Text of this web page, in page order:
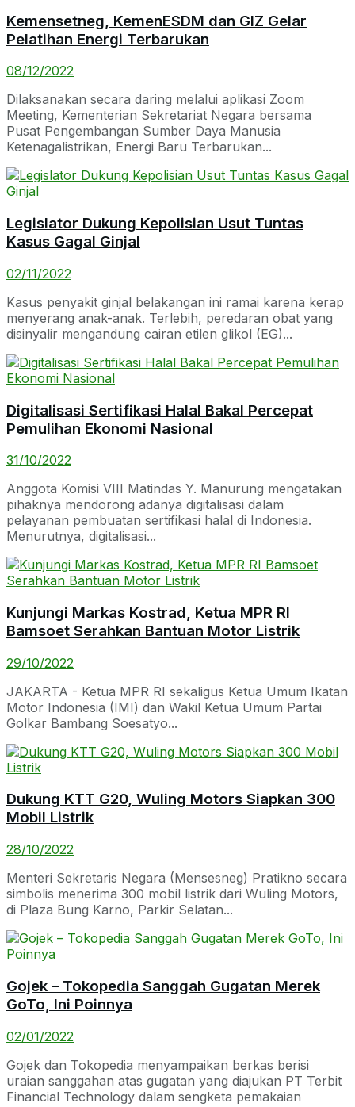
Kemensetneg, KemenESDM dan GIZ Gelar
Pelatihan Energi Terbarukan
08/12/2022
Dilaksanakan secara daring melalui aplikasi Zoom
Meeting, Kementerian Sekretariat Negara bersama
Pusat Pengembangan Sumber Daya Manusia
Ketenagalistrikan, Energi Baru Terbarukan...
Legislator Dukung Kepolisian Usut Tuntas
Kasus Gagal Ginjal
02/11/2022
Kasus penyakit ginjal belakangan ini ramai karena kerap
menyerang anak-anak. Terlebih, peredaran obat yang
disinyalir mengandung cairan etilen glikol (EG)...
Digitalisasi Sertifikasi Halal Bakal Percepat
Pemulihan Ekonomi Nasional
31/10/2022
Anggota Komisi VIII Matindas Y. Manurung mengatakan
pihaknya mendorong adanya digitalisasi dalam
pelayanan pembuatan sertifikasi halal di Indonesia.
Menurutnya, digitalisasi...
Kunjungi Markas Kostrad, Ketua MPR RI
Bamsoet Serahkan Bantuan Motor Listrik
29/10/2022
JAKARTA - Ketua MPR RI sekaligus Ketua Umum Ikatan
Motor Indonesia (IMI) dan Wakil Ketua Umum Partai
Golkar Bambang Soesatyo...
Dukung KTT G20, Wuling Motors Siapkan 300
Mobil Listrik
28/10/2022
Menteri Sekretaris Negara (Mensesneg) Pratikno secara
simbolis menerima 300 mobil listrik dari Wuling Motors,
di Plaza Bung Karno, Parkir Selatan...
Gojek – Tokopedia Sanggah Gugatan Merek
GoTo, Ini Poinnya
02/01/2022
Gojek dan Tokopedia menyampaikan berkas berisi
uraian sanggahan atas gugatan yang diajukan PT Terbit
Financial Technology dalam sengketa pemakaian